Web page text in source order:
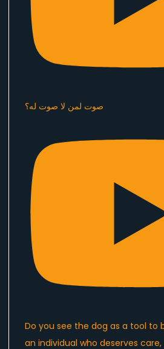
صوت لمن لا صوت له؟
Do you see the dog as a tool to
an individual who deserves